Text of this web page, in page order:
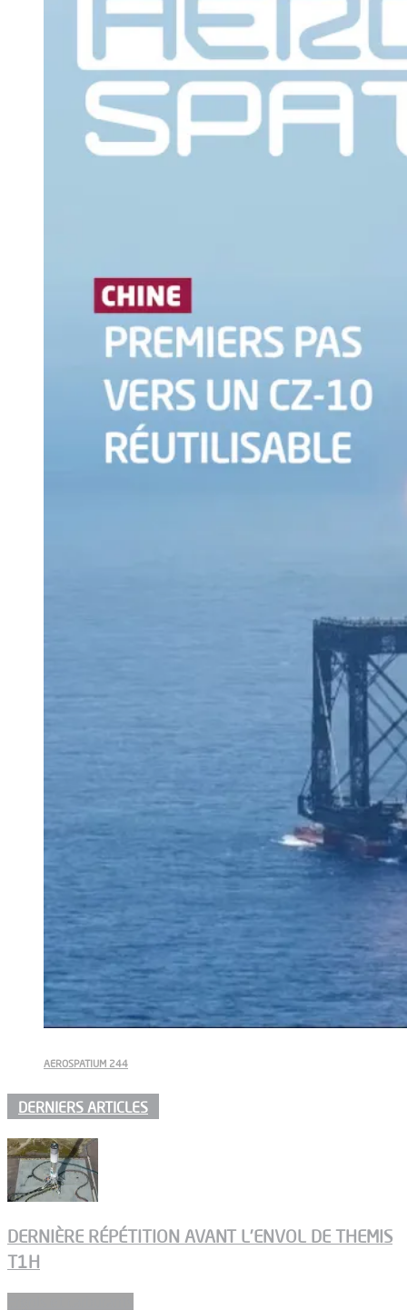
AEROSPATIUM 244
DERNIERS ARTICLES
DERNIÈRE RÉPÉTITION AVANT L’ENVOL DE THEMIS
T1H